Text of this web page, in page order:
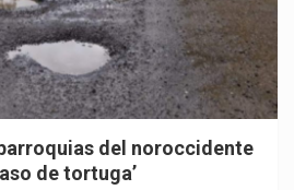
del noroccidente
de tortuga’